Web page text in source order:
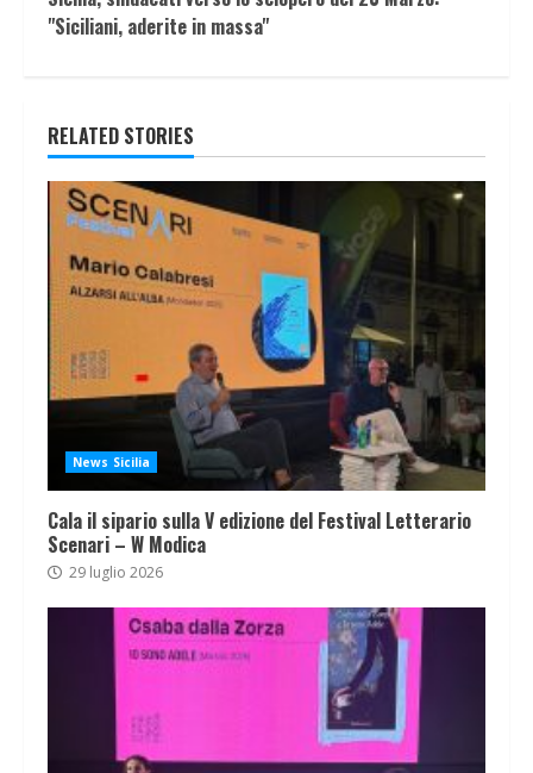
"Siciliani, aderite in massa"
RELATED STORIES
News Sicilia
Cala il sipario sulla V edizione del Festival Letterario
Scenari – W Modica
29 luglio 2026